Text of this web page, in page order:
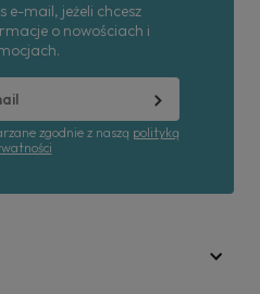
e-mail, jeżeli chcesz
o nowościach i
zgodnie z naszą polityką